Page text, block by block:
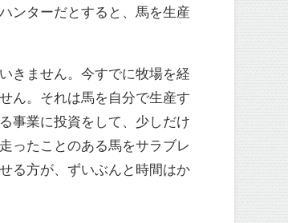
ンターだとすると、馬を生産
きません。今すでに牧場を経
ん。それは馬を自分で生産す
事業に投資をして、少しだけ
ったことのある馬をサラブレ
る方が、ずいぶんと時間はか